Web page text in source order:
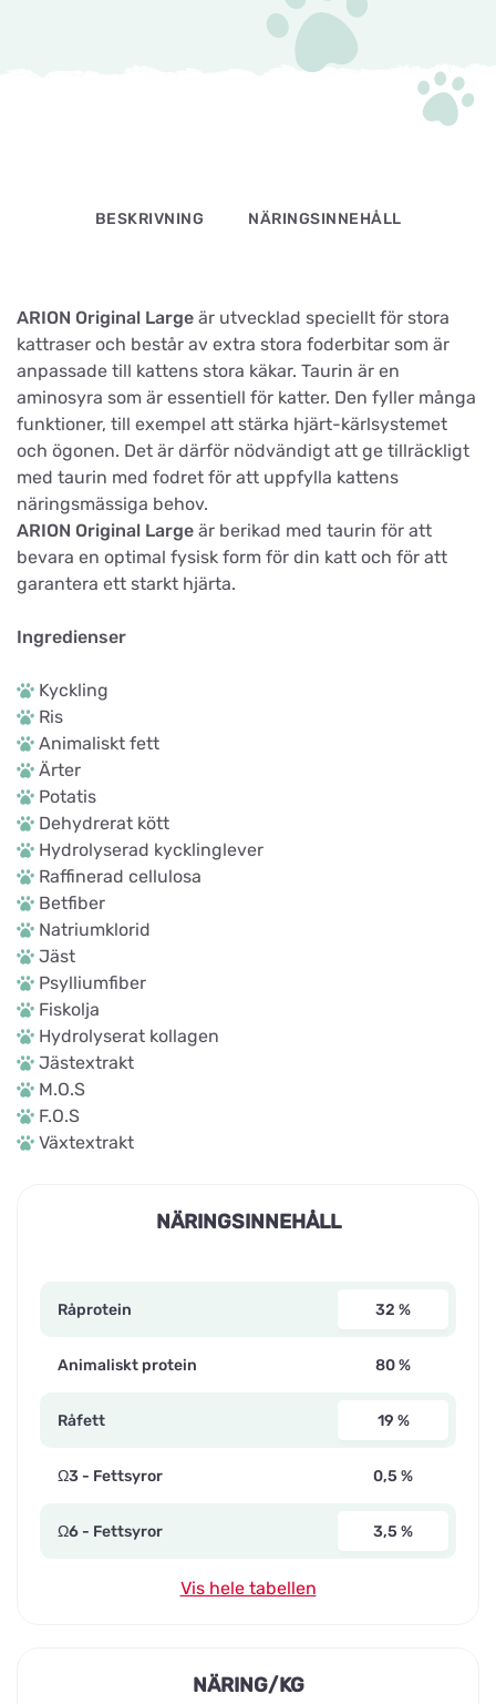
BESKRIVNING NÄRINGSINNEHÅLL
ARION Original Large är utvecklad speciellt för stora
kattraser och består av extra stora foderbitar som är
anpassade till kattens stora käkar. Taurin är en
aminosyra som är essentiell för katter. Den fyller många
funktioner, till exempel att stärka hjärt-kärlsystemet
och ögonen. Det är därför nödvändigt att ge tillräckligt
med taurin med fodret för att uppfylla kattens
näringsmässiga behov.
ARION Original Large är berikad med taurin för att
bevara en optimal fysisk form för din katt och för att
garantera ett starkt hjärta.
Ingredienser
Kyckling
Ris
Animaliskt fett
Ärter
Potatis
Dehydrerat kött
Hydrolyserad kycklinglever
Raffinerad cellulosa
Betfiber
Natriumklorid
Jäst
Psylliumfiber
Fiskolja
Hydrolyserat kollagen
Jästextrakt
M.O.S
F.O.S
Växtextrakt
NÄRINGSINNEHÅLL
Råprotein 32 %
Animaliskt protein 80 %
Råfett 19 %
Ω3 - Fettsyror 0,5 %
Ω6 - Fettsyror 3,5 %
Vis hele tabellen
NÄRING/KG